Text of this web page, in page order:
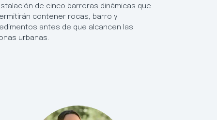
de cinco barreras dinámicas que
contener rocas, barro y
antes de que alcancen las
urbanas.